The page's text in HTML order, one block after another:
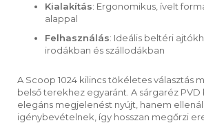
Kialakítás: Ergonomikus, ívelt
alappal
Felhasználás: Ideális beltéri
irodákban és szállodákban
A Scoop 1024 kilincs tökéletes választás
belső terekhez egyaránt. A sárgaréz
elegáns megjelenést nyújt, hanem
igénybevételnek, így hosszan megőrzi